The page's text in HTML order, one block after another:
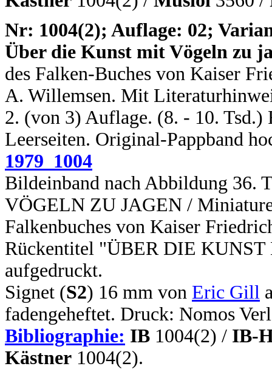
Nr: 1004(2); Auflage: 02;
Über die Kunst mit Vögeln zu
des Falken-Buches von Kaiser
A. Willemsen. Mit
2. (von 3) Auflage. (8. - 10.
Leerseiten. Original-Pappband
1979_1004
Bildeinband nach Abbildung
VÖGELN ZU JAGEN /
Falkenbuches von Kaiser
Rückentitel "ÜBER DIE
aufgedruckt.
Signet (S2) 16 mm von Eric Gill
fadengeheftet. Druck: Nomos
Bibliographie: IB 1004(2) / IB-
Kästner 1004(2).